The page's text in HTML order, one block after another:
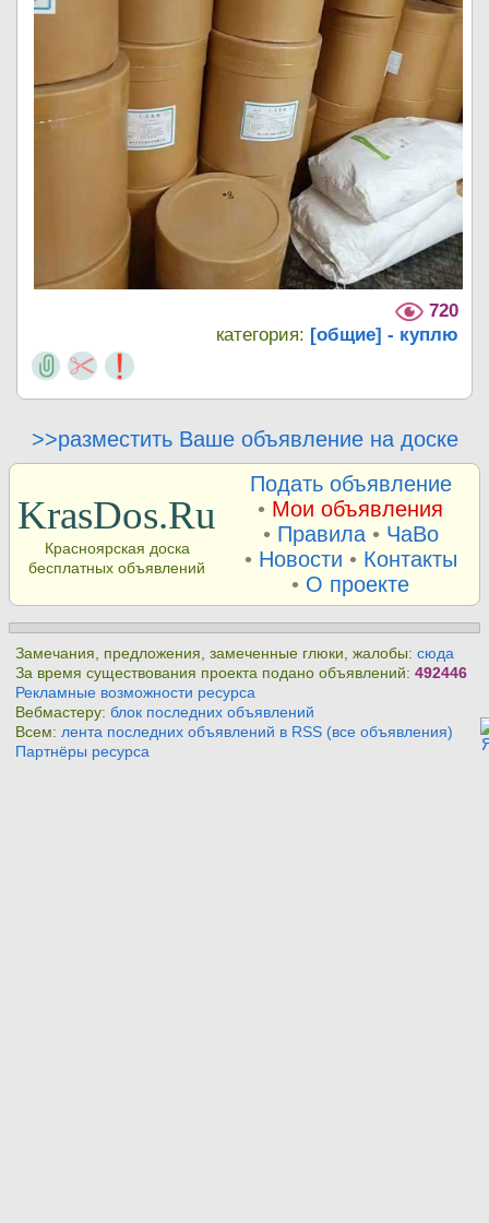
720
категория: [общие] - куплю
>>разместить Ваше объявление на доске
KrasDos.Ru
Красноярская доска
бесплатных объявлений
Подать объявление
• Мои объявления
• Правила• ЧаВо
• Новости • Контакты
• О проекте
Замечания, предложения, замеченные глюки, жалобы:сюда
За время существования проекта подано объявлений:492446
Рекламные возможности ресурса
Вебмастеру:блок последних объявлений
Всем: лента последних объявлений в RSS (все объявления)
Партнёры ресурса